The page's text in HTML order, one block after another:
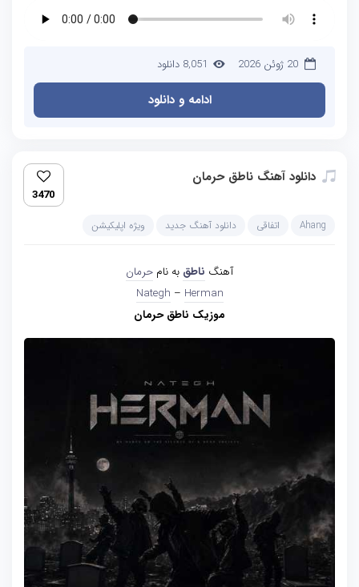
20 ژوئن 2026 8,051 دانلود
ادامه و دانلود
دانلود آهنگ ناطق حرمان
3470
Ahang اتفاقی دانلود آهنگ جدید ویژه اپلیکیشن
آهنگ ناطق به نام حرمان
Nategh – Herman
موزیک ناطق حرمان